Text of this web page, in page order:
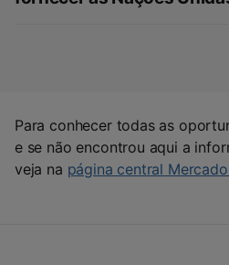
Para conhecer todas as
e se não encontrou aqui a
veja na página central